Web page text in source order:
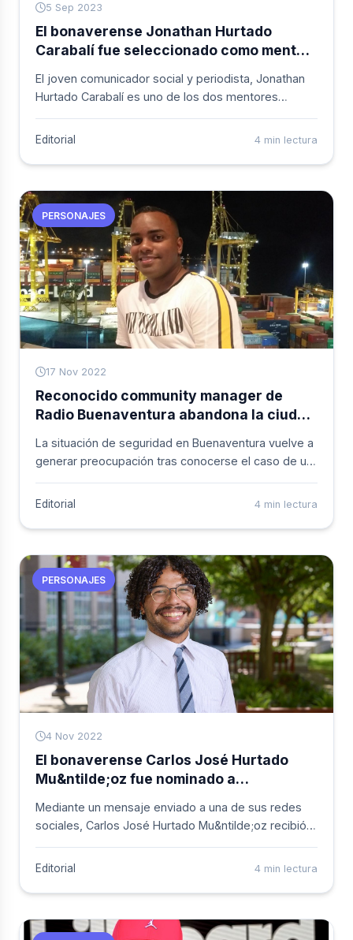
5 Sep 2023
El bonaverense Jonathan Hurtado
Carabalí fue seleccionado como mentor
Departamento de Estado
El joven comunicador social y periodista, Jonathan
Hurtado Carabalí es uno de los dos mentores
programa de liderazgo Jóvenes Embajadores del
que incluye un intercambio cultural en ese país con
jóvenes de Colombia y Ecuador.
Editorial 4 min lectura
PERSONAJES
17 Nov 2022
Reconocido community manager de
Radio Buenaventura abandona la ciudad
La situación de seguridad en Buenaventura vuelve a
generar preocupación tras conocerse el caso de un
Buenaventura de Caracol, quien se vio obligado a
muerte y sufrir ataques armados contra su vivienda.
Editorial 4 min lectura
PERSONAJES
4 Nov 2022
El bonaverense Carlos José Hurtado
Mu&ntilde;oz fue nominado a
categoría Joven
Mediante un mensaje enviado a una de sus redes
sociales, Carlos José Hurtado Mu&ntilde;oz recibió
Color de Colombia y el periódico El Espectador, que
la categoría Joven de Afrocolombianos del
A&ntilde;o 2022.
Editorial 4 min lectura